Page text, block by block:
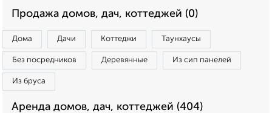
Продажа домов, дач, коттеджей (0)
Дома Дачи Коттеджи Таунхаусы
Без посредников Деревянные Из сип панелей
Из бруса
Аренда домов, дач, коттеджей (404)